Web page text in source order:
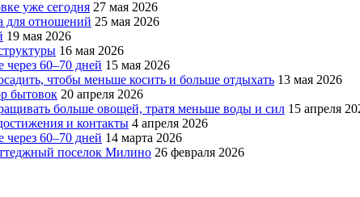
уже сегодня 27 мая 2026
для отношений 25 мая 2026
19 мая 2026
16 мая 2026
60–70 дней 15 мая 2026
чтобы меньше косить и больше отдыхать 13 мая 2026
бытовок 20 апреля 2026
больше овощей, тратя меньше воды и сил 15 апреля
и контакты 4 апреля 2026
60–70 дней 14 марта 2026
поселок Милино 26 февраля 2026